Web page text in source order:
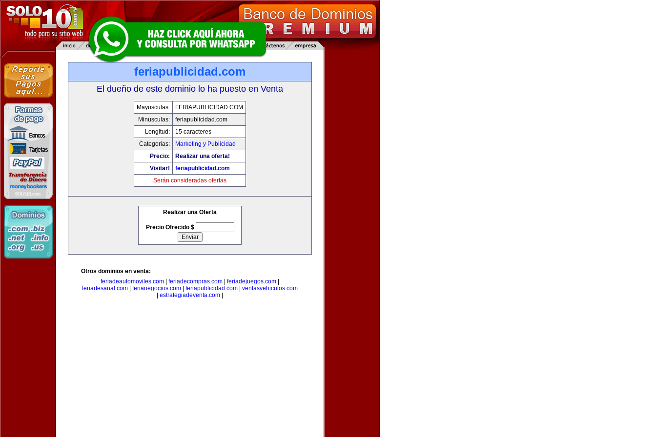
feriapublicidad.com
El dueño de este dominio lo ha puesto en Venta
Mayusculas:
FERIAPUBLICIDAD.COM
Minusculas:
feriapublicidad.com
Longitud:
15 caracteres
Categorias:
Marketing y Publicidad
Precio:
Realizar una oferta!
Visitar!
feriapublicidad.com
Serán consideradas ofertas
Realizar una Oferta
Precio Ofrecido $
Otros dominios en venta:
feriadeautomoviles.com
feriadecompras.com feriadejuegos.com
feriartesanal.com
ferianegocios.com feriapublicidad.com
ventasvehiculos.com
estrategiadeventa.com